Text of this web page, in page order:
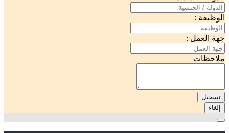
الوظيفة :
جهة العمل :
ملاحظات
تسجيل
إلغاء